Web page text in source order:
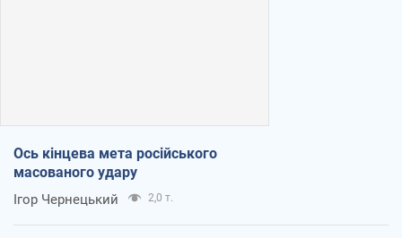
Ось кінцева мета російського
масованого удару
Ігор Чернецький 2,0 т.